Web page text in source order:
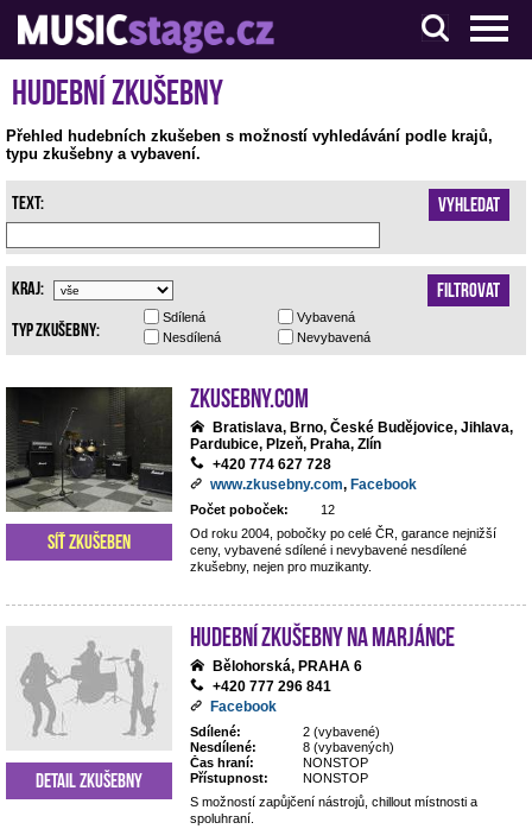
S muzikanty pro muzikanty
Hudební zkušebny
Přehled hudebních zkušeben s možností vyhledávání podle krajů,
typu zkušebny a vybavení.
Vyhledat
Text:
Filtrovat
Kraj:
Vybavená
Nevybavená
Sdílená
Nesdílená
Typ zkušebny:
Zkusebny.com
Bratislava, Brno, České Budějovice, Jihlava,
Pardubice, Plzeň, Praha, Zlín
+420 774 627 728
www.zkusebny.com, Facebook
Počet poboček:
12
Od roku 2004, pobočky po celé ČR, garance nejnižší
ceny, vybavené sdílené i nevybavené nesdílené
zkušebny, nejen pro muzikanty.
Síť zkušeben
Hudební zkušebny Na Marjánce
Bělohorská, PRAHA 6
+420 777 296 841
Facebook
Sdílené:
2 (vybavené)
Nesdílené:
8 (vybavených)
Čas hraní:
NONSTOP
Přístupnost:
NONSTOP
S možností zapůjčení nástrojů, chillout místnosti a
spoluhraní.
Detail zkušebny